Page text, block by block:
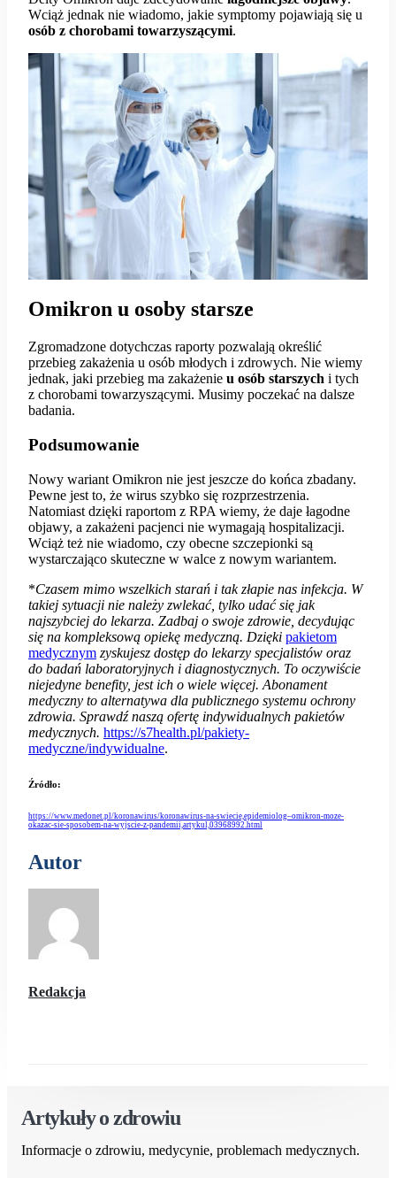
Wciąż jednak nie wiadomo, jakie symptomy pojawiają się u
osób z chorobami towarzyszącymi.
Omikron u osoby starsze
Zgromadzone dotychczas raporty pozwalają określić
przebieg zakażenia u osób młodych i zdrowych. Nie wiemy
jednak, jaki przebieg ma zakażenie u osób starszych i tych
z chorobami towarzyszącymi. Musimy poczekać na dalsze
badania.
Podsumowanie
Nowy wariant Omikron nie jest jeszcze do końca zbadany.
Pewne jest to, że wirus szybko się rozprzestrzenia.
Natomiast dzięki raportom z RPA wiemy, że daje łagodne
objawy, a zakażeni pacjenci nie wymagają hospitalizacji.
Wciąż też nie wiadomo, czy obecne szczepionki są
wystarczająco skuteczne w walce z nowym wariantem.
*Czasem mimo wszelkich starań i tak złapie nas infekcja. W
takiej sytuacji nie należy zwlekać, tylko udać się jak
najszybciej do lekarza. Zadbaj o swoje zdrowie, decydując
się na kompleksową opiekę medyczną. Dzięki pakietom
medycznym zyskujesz dostęp do lekarzy specjalistów oraz
do badań laboratoryjnych i diagnostycznych. To oczywiście
niejedyne benefity, jest ich o wiele więcej. Abonament
medyczny to alternatywa dla publicznego systemu ochrony
zdrowia. Sprawdź naszą ofertę indywidualnych pakietów
medycznych. https://s7health.pl/pakiety-
medyczne/indywidualne.
Źródło:
https://www.medonet.pl/koronawirus/koronawirus-na-swiecie,epidemiolog–omikron-moze-
okazac-sie-sposobem-na-wyjscie-z-pandemii,artykul,03968992.html
Autor
Redakcja
Artykuły o zdrowiu
Informacje o zdrowiu, medycynie, problemach medycznych.